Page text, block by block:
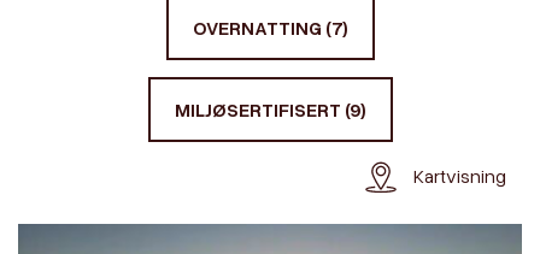
OVERNATTING (7)
MILJØSERTIFISERT (9)
Kartvisning